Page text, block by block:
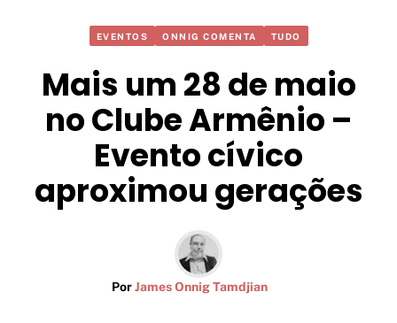
EVENTOS ONNIG COMENTA TUDO
Mais um 28 de maio
no Clube Armênio –
Evento cívico
aproximou gerações
PorJames Onnig Tamdjian